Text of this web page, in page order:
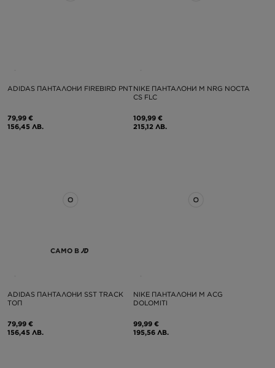
ADIDAS ПАНТАЛОНИ FIREBIRD PNT
79,99 €
156,45 ЛВ.
NIKE ПАНТАЛОНИ M NRG NOCTA
CS FLC
109,99 €
215,12 ЛВ.
САМО В
ADIDAS ПАНТАЛОНИ SST TRACK
ТОП
79,99 €
156,45 ЛВ.
NIKE ПАНТАЛОНИ M ACG
DOLOMITI
99,99 €
195,56 ЛВ.